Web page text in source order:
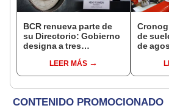
BCR renueva parte de
su Directorio: Gobierno
designa a tres
EjecutivoLEER MÁS
de
de